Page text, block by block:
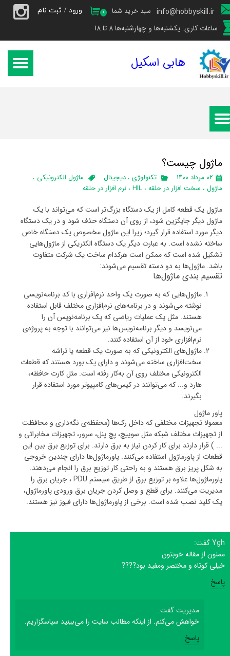
info@hobbyskill.ir
ساعات کاری: یکشنبه‌ها و چهارشنبه‌ها 8 تا 18
۰ سبد خرید شما ورود / ثبت نام
حساب کاربری من
سفارشات
هابی اسکیل
ماژول چیست؟
۰۲ مرداد ۱۴۰۰ تکنولوژی، دیجیتال ماژول الکترونیکی ،
ماژول، سخت افزار در حلقه، HIL، نرم افزار در حلقه
ماژول یک قطعه کامل از یک دستگاه بزرگ‌تر است که می‌تواند با یک
ماژول دیگر جایگزین شود، از روی آن دستگاه حذف شود و در یک دستگاه
دیگر مورد استفاده قرار گیرد؛ زیرا این ماژول مخصوص یک دستگاه خاص
ساخته نشده است. به عبارت دیگر یک دستگاه الکتریکی از ماژول‌هایی
تشکیل شده است که ممکن است هرکدام ساخت یک شرکت متفاوت
باشد. ماژول‌ها به دو دسته تقسیم می‌شوند:
تقسیم بندی ماژول‌ها
ماژول‌هایی که به صورت یک واحد نرم‌افزاری با کد برنامه‌نویسی
نوشته می‌شوند و در برنامه‌های نرم‌افزاری مختلف قابل استفاده
هستند. مثل یک عملیات ریاضی که یک برنامه‌نویس آن را
می‌نویسد و دیگر برنامه‌نویس‌ها نیز می‌توانند با توجه به پروژه‌ی
نرم‌افزاری خود از آن استفاده کنند.
ماژول‌های الکترونیکی که به صورت یک قطعه یا تراشه
سخت‌افزاری ساخته می‌شوند و دارای یک بورد هستند که قطعات
الکترونیکی مختلف روی آن به‌کار رفته‌‌ است. مثل کارت حافظه،
هارد و... که می‌توانند در کیس‌های کامپیوتر مورد استفاده قرار
بگیرند.
پاور ماژول
معمولا تجهیزات مختلفی که داخل رک‌ها (محفظه‌ی نگه‌داری و محافظت
از تجهیزات مختلف شبکه مثل سوییچ، پچ پنل، سرور، تجهیزات مخابراتی و
... ) قرار دارند برای کار کردن نیاز به برق دارند. برای توزیع برق بین این
قطعات از پاورماژول استفاده می‌کنند. پاورماژول‌ها دارای چندین خروجی
به شکل پریز برق هستند و به راحتی کار توزیع برق را انجام می‌دهند.
پاورماژول‌ها علاوه بر توزیع برق از طریق سیستم PDU ، جریان برق را
مدیریت می‌کنند. برای قطع و وصل کردن جریان برق ورودی پاورماژول،
یک کلید نصب شده است. برخی از پاورماژول‌ها دارای فیوز نیز هستند.
Ygh گفت:
ممنون از مقاله خوبتون
خیلی کوتاه و مختصر و‌مفید بود????
پاسخ
مدیریت گفت:
خواهش می‌کنم. از اینکه مطالب سایت را می‌بینید سپاسگزاریم.
پاسخ